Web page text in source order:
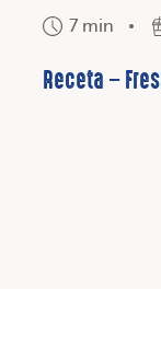
7 min
Receta –